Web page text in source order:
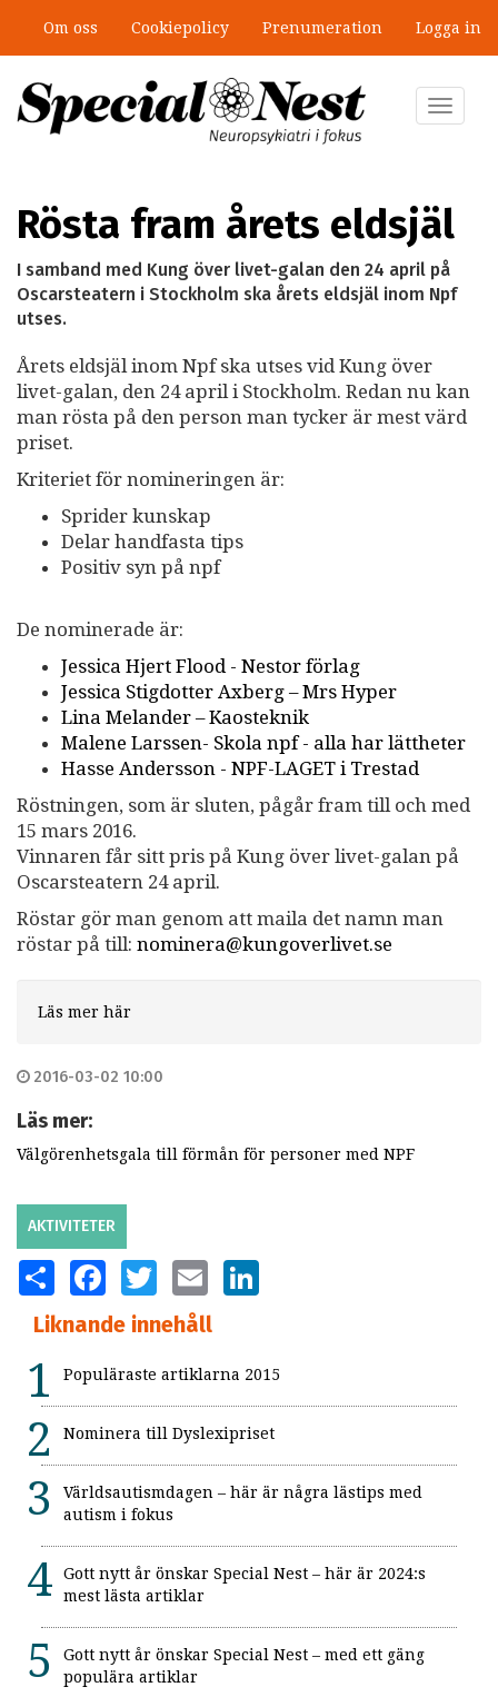
huvudinnehåll
Om oss Cookiepolicy Prenumeration Logga in
Toggle
Rösta fram årets eldsjäl
I samband med Kung över livet-galan den 24 april på
Oscarsteatern i Stockholm ska årets eldsjäl inom Npf
utses.
Årets eldsjäl inom Npf ska utses vid Kung över
livet-galan, den 24 april i Stockholm. Redan nu kan
man rösta på den person man tycker är mest värd
priset.
Kriteriet för nomineringen är:
Sprider kunskap
Delar handfasta tips
Positiv syn på npf
De nominerade är:
Jessica Hjert Flood - Nestor förlag
Jessica Stigdotter Axberg – Mrs Hyper
Lina Melander – Kaosteknik
Malene Larssen- Skola npf - alla har lättheter
Hasse Andersson - NPF-LAGET i Trestad
Röstningen, som är sluten, pågår fram till och med
15 mars 2016.
Vinnaren får sitt pris på Kung över livet-galan på
Oscarsteatern 24 april.
Röstar gör man genom att maila det namn man
röstar på till: nominera@kungoverlivet.se
Läs mer här
2016-03-02 10:00
Läs mer:
Välgörenhetsgala till förmån för personer med NPF
AKTIVITETER
SHARE FACEBOOKTWITTER EMAIL
Liknande innehåll
Populäraste artiklarna 2015
Nominera till Dyslexipriset
Världsautismdagen – här är några lästips med
autism i fokus
Gott nytt år önskar Special Nest – här är 2024:s
mest lästa artiklar
Gott nytt år önskar Special Nest – med ett gäng
populära artiklar
Mobbning vid autism och adhd: 4